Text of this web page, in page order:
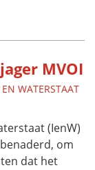
MVOI
WATERSTAAT
(IenW)
om
dat het